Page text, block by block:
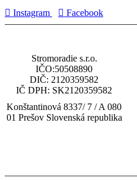
Instagram Facebook
Stromoradie s.r.o.
IČO:50508890
DIČ: 2120359582
IČ DPH: SK2120359582
Konštantinová 8337/ 7 / A 080
01 Prešov Slovenská republika